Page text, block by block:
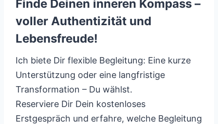
Finde Deinen inneren Kompass –
voller Authentizität und
Lebensfreude!
Ich biete Dir flexible Begleitung: Eine kurze
Unterstützung oder eine langfristige
Transformation – Du wählst.
Reserviere Dir Dein kostenloses
Erstgespräch und erfahre, welche Begleitung